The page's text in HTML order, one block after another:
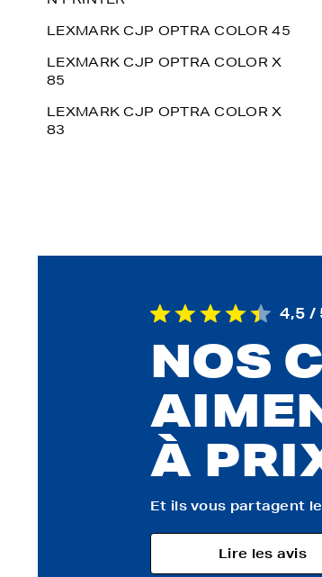
LEXMARK CJP OPTRA COLOR 45
LEXMARK CJP OPTRA COLOR X
85
LEXMARK CJP OPTRA COLOR X
83
4,5 /
NOS
À
Et ils vous partagent
Lire les avis